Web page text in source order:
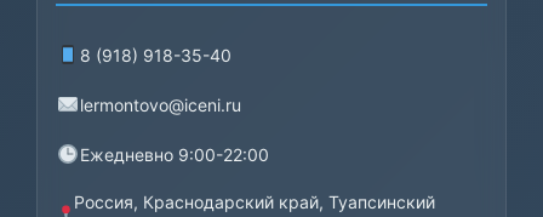
8 (918) 918-35-40
lermontovo@iceni.ru
Ежедневно 9:00-22:00
Россия, Краснодарский край, Туапсинский